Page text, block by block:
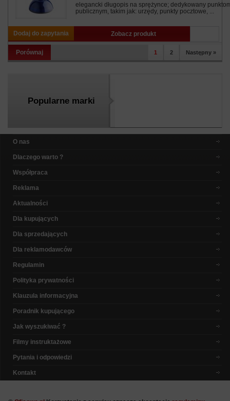
elegancki długopis na sprężynce; dedykowany
publicznym, takim jak: urzędy, punkty pocztowe, ...
Dodaj do zapytania Zobacz produkt
Porównaj 1 2 Następny »
Popularne marki
O nas
Dlaczego warto ?
Współpraca
Reklama
Aktualności
Dla kupujących
Dla sprzedających
Dla reklamodawców
Regulamin
Polityka prywatności
Klauzula informacyjna
Poradnik kupującego
Jak wyszukiwać ?
Filmy instruktażowe
Pytania i odpowiedzi
Kontakt